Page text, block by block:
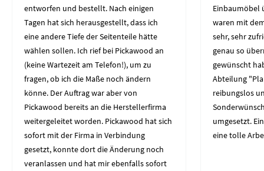
entworfen und bestellt. Nach einigen
Tagen hat sich herausgestellt, dass ich
eine andere Tiefe der Seitenteile hätte
wählen sollen. Ich rief bei Pickawood an
(keine Wartezeit am Telefon!), um zu
fragen, ob ich die Maße noch ändern
könne. Der Auftrag war aber von
Pickawood bereits an die Herstellerfirma
weitergeleitet worden. Pickawood hat sich
sofort mit der Firma in Verbindung
gesetzt, konnte dort die Änderung noch
veranlassen und hat mir ebenfalls sofort
Einbaumöbel
waren mit
sehr, sehr
genau so
gewünscht
Abteilung
reibungslos
umgesetzt.
eine tolle